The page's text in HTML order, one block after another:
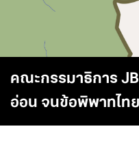
คณะกรรมาธิการ
อ่อน จนข้อพิพาทไท